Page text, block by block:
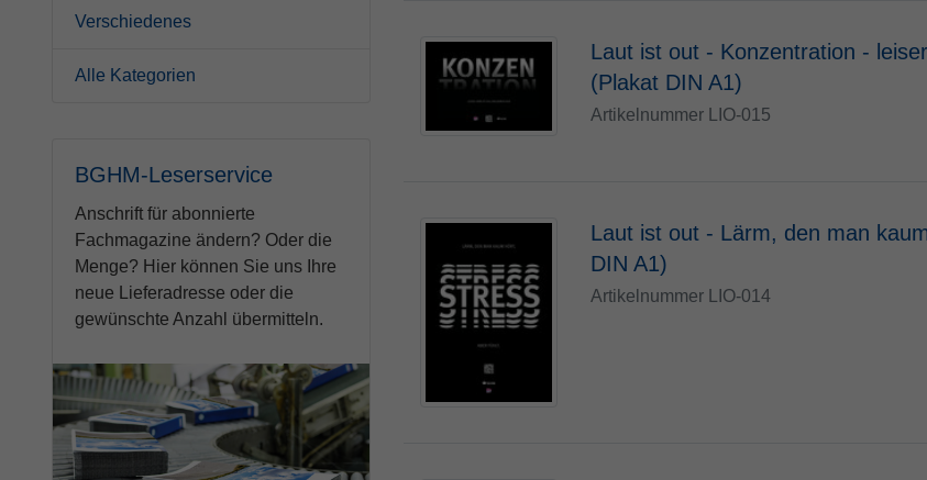
Verschiedenes
Alle Kategorien
BGHM-Leserservice
Anschrift für abonnierte
Fachmagazine ändern? Oder die
Menge? Hier können Sie uns Ihre
neue Lieferadresse oder die
gewünschte Anzahl übermitteln.
Laut ist out - Konzentration -
(Plakat DIN A1)
Artikelnummer LIO-015
Laut ist out - Lärm, den man
DIN A1)
Artikelnummer LIO-014